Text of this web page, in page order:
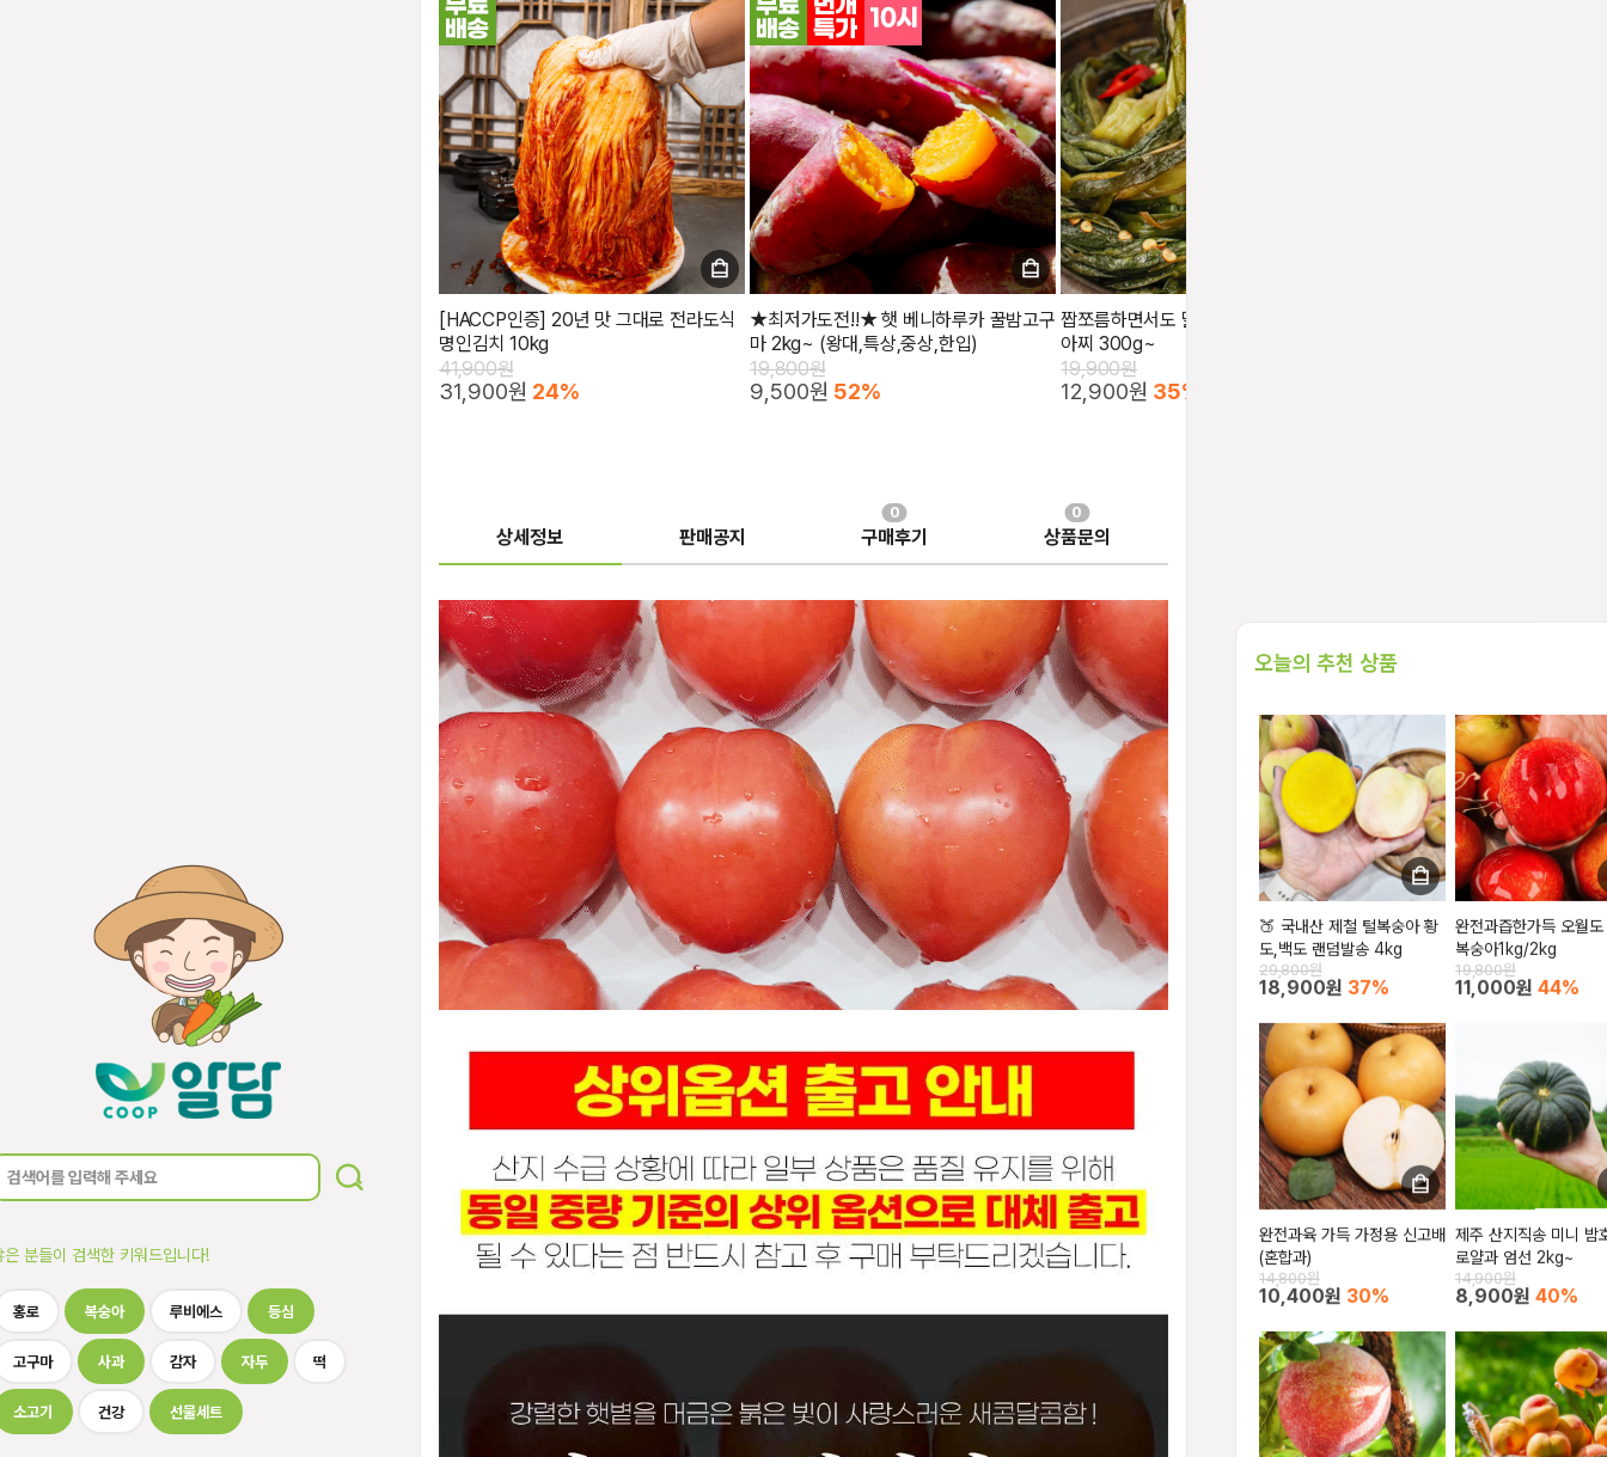
은 분들이 검색한 키워드입니다!
홍로 복숭아 루비에스 등심
고구마 사과 감자 자두 떡
소고기 건강 선물세트
오늘의 추천 상품
🍑 국내산 제철 털복숭아 황
도,백도 랜덤발송 4kg
29,800원
18,900원 37%
완전과즙한가득 오월
복숭아1kg/2kg
19,800원
11,000원 44%
완전과육 가득 가정용 신고배
(혼합과)
14,800원
10,400원 30%
제주 산지직송 미니 밤
로얄과 엄선 2kg~
14,900원
8,900원 40%
[HACCP인증] 20년 맛 그대로 전라도식
명인김치 10kg
41,900원
31,900원 24%
★최저가도전!!★ 햇 베니하루카 꿀밤고구
마 2kg~ (왕대,특상,중상,한입)
19,800원
9,500원 52%
짭쪼름하면서도 달달~한! 밥도둑 쪽파장
아찌 300g~
19,900원
12,900원 35%
상세정보 판매공지 구매후기
0
상품문의
0